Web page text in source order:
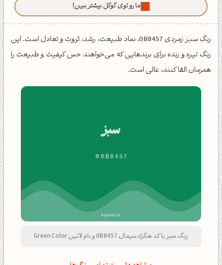
ما رو توی گوگل بیشتر ببین!
رنگ سبز زمردی 0B8457، نماد طبیعت، رشد، ثروت و تعادل است. این
رنگ تیره و زنده برای برندهایی که می‌خواهند حس کیفیت و طبیعت را
همزمان القا کنند، عالی است.
رنگ سبز با کد هگزادسیمال 0B8457 و نام لاتین Green Color